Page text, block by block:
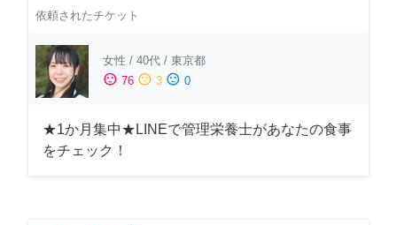
依頼されたチケット
女性 / 40代 / 東京都
sentiment_satisfied 76 sentiment_neutral 3 sentiment_dissatisfied 0
★1か月集中★LINEで管理栄養士があなたの食事
をチェック！